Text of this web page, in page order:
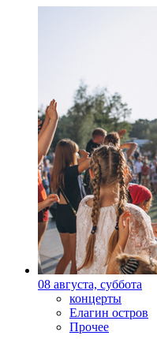
08 августа, суббота
концерты
Елагин остров
Прочее